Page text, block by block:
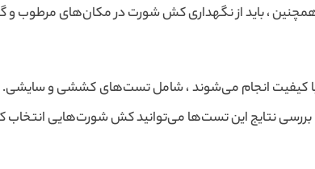
، باید از نگهداری کش شورت در مکان‌های مرطوب و
کیفیت انجام می‌شوند ، شامل تست‌های کششی و سایشی.
نتایج این تست‌ها می‌توانید کش شورت‌هایی انتخاب